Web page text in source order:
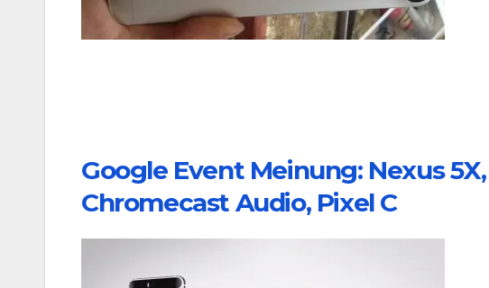
Google Event Meinung: Nexus
Chromecast Audio, Pixel C